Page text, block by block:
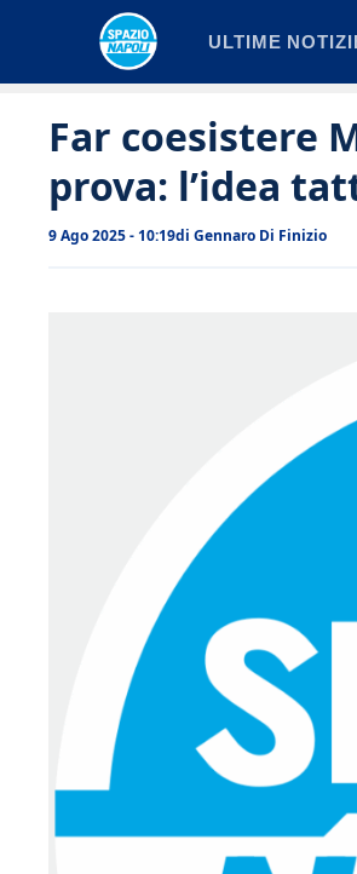
ULTIME
Far coesistere
prova: l’idea
9 Ago 2025 - 10:19di Gennaro Di Finizio